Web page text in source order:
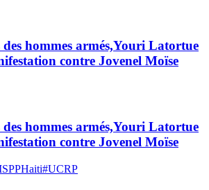
hommes armés,Youri Latortue
contre Jovenel Moïse
hommes armés,Youri Latortue
contre Jovenel Moïse
#UCRP